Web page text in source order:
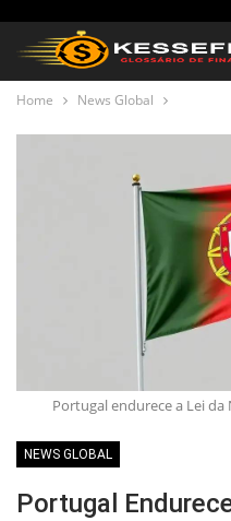
Home News Global
Portugal endurece a Lei
NEWS GLOBAL
Portugal